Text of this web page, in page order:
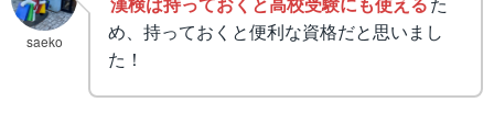
saeko
め、持っておくと便利な資格だと思いまし
た！